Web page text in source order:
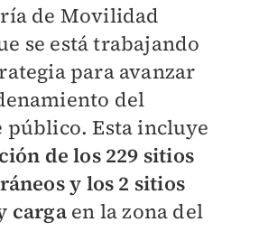
de Movilidad
se está trabajando
para avanzar
del
Esta incluye
de los 229 sitios
y los 2 sitios
cargaen la zona del